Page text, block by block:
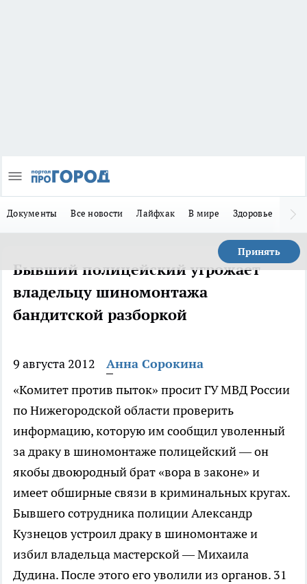
Документы Все новости Лайфхак В мире Здоровье
Принять
Бывший полицейский угрожает
владельцу шиномонтажа
бандитской разборкой
9 августа 2012
Анна Сорокина
«Комитет против пыток» просит ГУ МВД России
по Нижегородской области проверить
информацию, которую им сообщил уволенный
за драку в шиномонтаже полицейский — он
якобы двоюродный брат «вора в законе» и
имеет обширные связи в криминальных кругах.
Бывшего сотрудника полиции Александр
Кузнецов устроил драку в шиномонтаже и
избил владельца мастерской — Михаила
Дудина. После этого его уволили из органов. 31